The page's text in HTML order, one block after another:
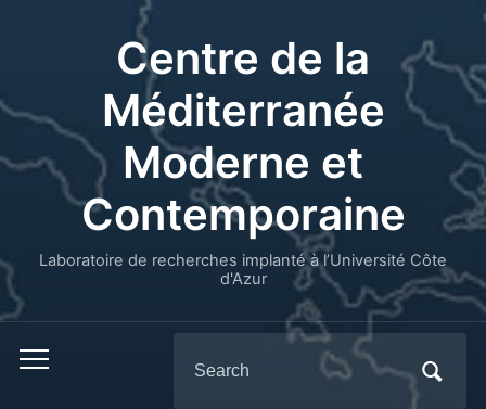
Centre de la
Méditerranée
Moderne et
Contemporaine
Laboratoire de recherches implanté à l’Université Côte
d'Azur
for: